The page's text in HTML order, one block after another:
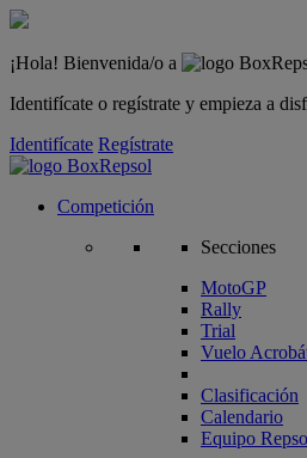
¡Hola! Bienvenida/o a
Identifícate o regístrate y empieza a
Identifícate Regístrate
Competición
Secciones
MotoGP
Rally
Trial
Vuelo
Clasificación
Calendario
Equipo